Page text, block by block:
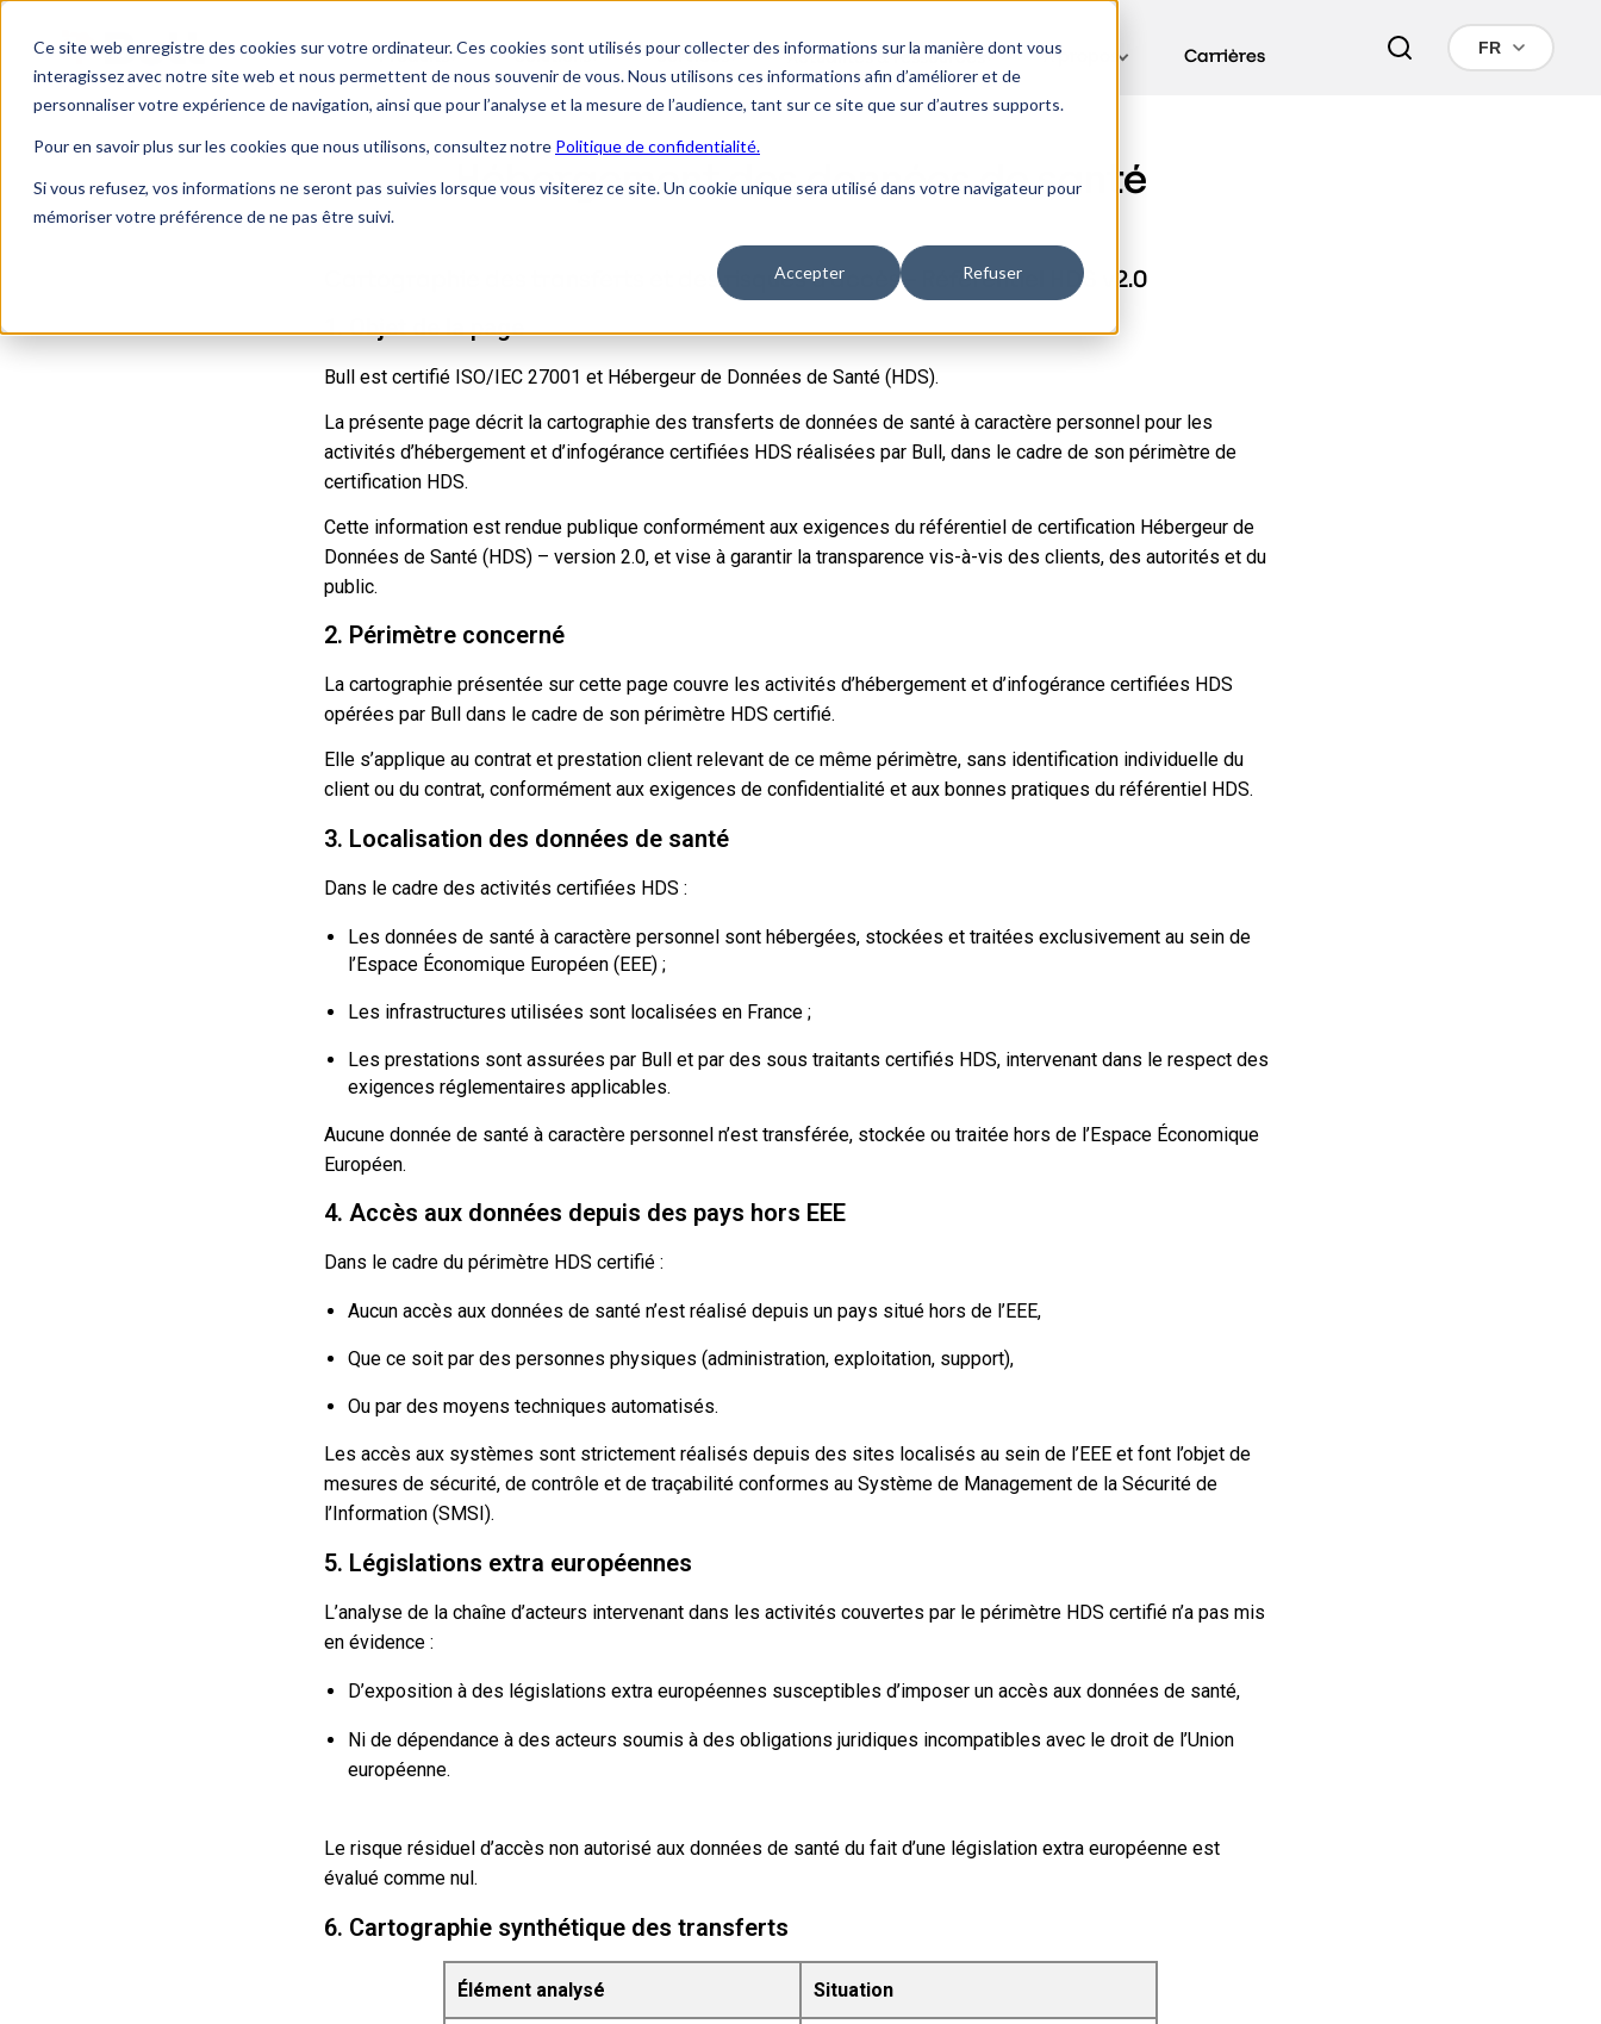
Ce site web enregistre des cookies sur votre ordinateur. Ces cookies sont utilisés pour collecter des informations sur la manière dont vous
interagissez avec notre site web et nous permettent de nous souvenir de vous. Nous utilisons ces informations afin d’améliorer et de
personnaliser votre expérience de navigation, ainsi que pour l’analyse et la mesure de l’audience, tant sur ce site que sur d’autres supports.
Pour en savoir plus sur les cookies que nous utilisons, consultez notre Politique de confidentialité.
Si vous refusez, vos informations ne seront pas suivies lorsque vous visiterez ce site. Un cookie unique sera utilisé dans votre navigateur pour
mémoriser votre préférence de ne pas être suivi.
Accepter Refuser
Produits Solutions Services Actualités & ressources À propos Carrières FR
Hébergement des données de santé
Cartographie des transferts et des risques d’accès – Référentiel HDS v2.0
1. Objet de la page
Bull est certifié ISO/IEC 27001 et Hébergeur de Données de Santé (HDS).
La présente page décrit la cartographie des transferts de données de santé à caractère personnel pour les
activités d’hébergement et d’infogérance certifiées HDS réalisées par Bull, dans le cadre de son périmètre de
certification HDS.
Cette information est rendue publique conformément aux exigences du référentiel de certification Hébergeur de
Données de Santé (HDS) – version 2.0, et vise à garantir la transparence vis-à-vis des clients, des autorités et du
public.
2. Périmètre concerné
La cartographie présentée sur cette page couvre les activités d’hébergement et d’infogérance certifiées HDS
opérées par Bull dans le cadre de son périmètre HDS certifié.
Elle s’applique au contrat et prestation client relevant de ce même périmètre, sans identification individuelle du
client ou du contrat, conformément aux exigences de confidentialité et aux bonnes pratiques du référentiel HDS.
3. Localisation des données de santé
Dans le cadre des activités certifiées HDS :
Les données de santé à caractère personnel sont hébergées, stockées et traitées exclusivement au sein de
l’Espace Économique Européen (EEE) ;
Les infrastructures utilisées sont localisées en France ;
Les prestations sont assurées par Bull et par des sous traitants certifiés HDS, intervenant dans le respect des
exigences réglementaires applicables.
Aucune donnée de santé à caractère personnel n’est transférée, stockée ou traitée hors de l’Espace Économique
Européen.
4. Accès aux données depuis des pays hors EEE
Dans le cadre du périmètre HDS certifié :
Aucun accès aux données de santé n’est réalisé depuis un pays situé hors de l’EEE,
Que ce soit par des personnes physiques (administration, exploitation, support),
Ou par des moyens techniques automatisés.
Les accès aux systèmes sont strictement réalisés depuis des sites localisés au sein de l’EEE et font l’objet de
mesures de sécurité, de contrôle et de traçabilité conformes au Système de Management de la Sécurité de
l’Information (SMSI).
5. Législations extra européennes
L’analyse de la chaîne d’acteurs intervenant dans les activités couvertes par le périmètre HDS certifié n’a pas mis
en évidence :
D’exposition à des législations extra européennes susceptibles d’imposer un accès aux données de santé,
Ni de dépendance à des acteurs soumis à des obligations juridiques incompatibles avec le droit de l’Union
européenne.
Le risque résiduel d’accès non autorisé aux données de santé du fait d’une législation extra européenne est
évalué comme nul.
6. Cartographie synthétique des transferts
Élément analysé Situation